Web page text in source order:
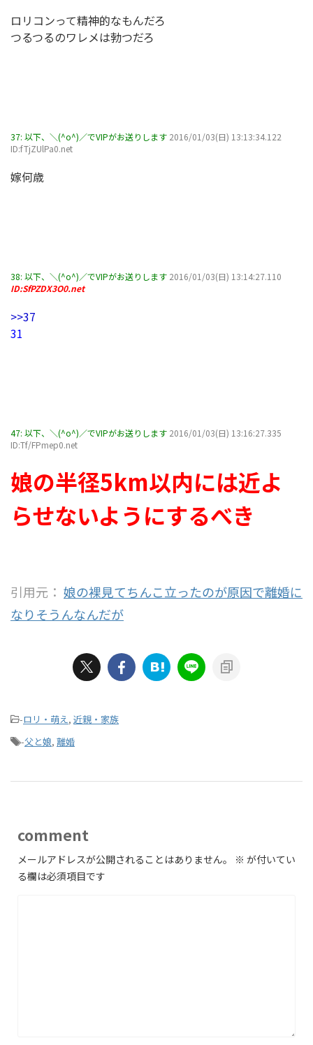
ロリコンって精神的なもんだろ
つるつるのワレメは勃つだろ
37: 以下、＼(^o^)／でVIPがお送りします 2016/01/03(日) 13:13:34.122
ID:fTjZUlPa0.net
嫁何歳
38: 以下、＼(^o^)／でVIPがお送りします 2016/01/03(日) 13:14:27.110
ID:SfPZDX3O0.net
>>37
31
47: 以下、＼(^o^)／でVIPがお送りします 2016/01/03(日) 13:16:27.335
ID:Tf/FPmep0.net
娘の半径5km以内には近よ
らせないようにするべき
引用元： 娘の裸見てちんこ立ったのが原因で離婚に
なりそうんなんだが
-ロリ・萌え, 近親・家族
-父と娘, 離婚
comment
メールアドレスが公開されることはありません。 ※ が付いてい
る欄は必須項目です